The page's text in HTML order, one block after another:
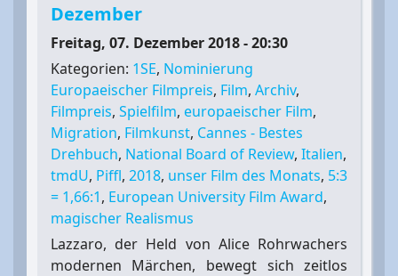
Dezember
Freitag, 07. Dezember 2018 - 20:30
Kategorien: 1SE, Nominierung
Europaeischer Filmpreis, Film, Archiv,
Filmpreis, Spielfilm, europaeischer Film,
Migration, Filmkunst, Cannes - Bestes
Drehbuch, National Board of Review, Italien,
tmdU, Piffl, 2018, unser Film des Monats, 5:3
= 1,66:1, European University Film Award,
magischer Realismus
Lazzaro, der Held von Alice Rohrwachers
modernen Märchen, bewegt sich zeitlos